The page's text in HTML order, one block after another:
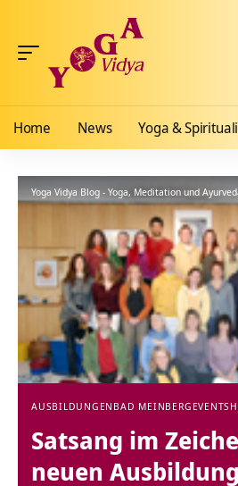
Home News Yoga &
Yoga Vidya Blog - Yoga, Meditation und
AUSBILDUNGEN BAD MEINBERG EVENTS
Satsang im
neuen